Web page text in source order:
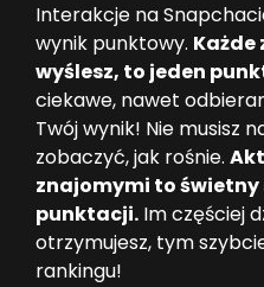
Interakcje na
wynik punktowy.
wyślesz, to jeden
ciekawe, nawet
Twój wynik! Nie musisz
zobaczyć, jak rośnie.
znajomymi to
punktacji. Im częściej
otrzymujesz, tym
rankingu!